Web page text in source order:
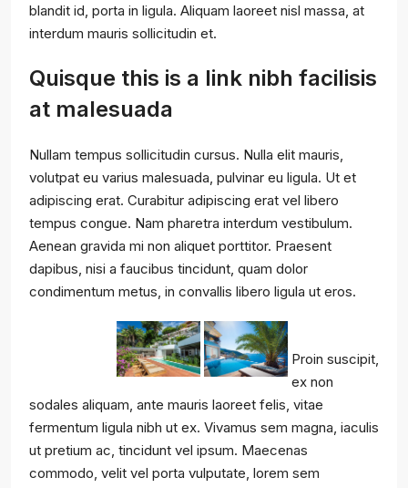
blandit id, porta in ligula. Aliquam laoreet nisl massa, at
interdum mauris sollicitudin et.
Quisque this is a link nibh facilisis
at malesuada
Nullam tempus sollicitudin cursus. Nulla elit mauris,
volutpat eu varius malesuada, pulvinar eu ligula. Ut et
adipiscing erat. Curabitur adipiscing erat vel libero
tempus congue. Nam pharetra interdum vestibulum.
Aenean gravida mi non aliquet porttitor. Praesent
dapibus, nisi a faucibus tincidunt, quam dolor
condimentum metus, in convallis libero ligula ut eros.
Proin suscipit,
ex non
sodales aliquam, ante mauris laoreet felis, vitae
fermentum ligula nibh ut ex. Vivamus sem magna, iaculis
ut pretium ac, tincidunt vel ipsum. Maecenas
commodo, velit vel porta vulputate, lorem sem